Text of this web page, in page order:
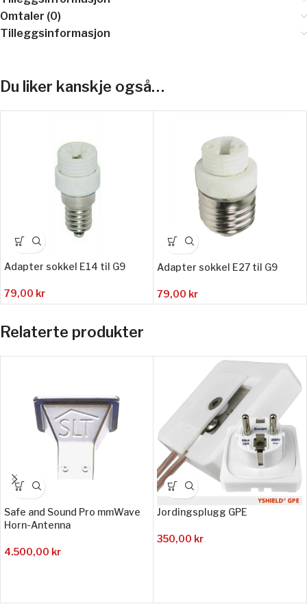
Omtaler (0)
Tilleggsinformasjon
Du liker kanskje også…
Adapter sokkel E14 til G9
79,00 kr
Adapter sokkel E27 til G9
79,00 kr
Relaterte produkter
Safe and Sound Pro mmWave
Horn-Antenna
4.500,00 kr
Jordingsplugg GPE
350,00 kr